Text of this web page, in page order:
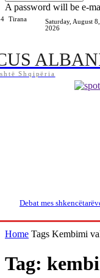
A password will be e-
Tirana
Saturday, August 8,
2026
Shqipëria
Debat mes
Home Tags Kembimi
Tag: